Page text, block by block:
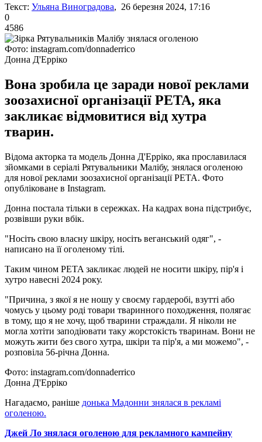
Текст: Ульяна Виноградова, 26 березня 2024, 17:16
0
4586
Фото: instagram.com/donnaderrico
Донна Д'Ерріко
Вона зробила це заради нової реклами
зоозахисної організації PETA, яка
закликає відмовитися від хутра
тварин.
Відома акторка та модель Донна Д'Ерріко, яка прославилася
зйомками в серіалі Рятувальники Малібу, знялася оголеною
для нової реклами зоозахисної організації PETA. Фото
опубліковане в Instagram.
Донна постала тільки в сережках. На кадрах вона підстрибує,
розвівши руки вбік.
"Носіть свою власну шкіру, носіть веганський одяг", -
написано на її оголеному тілі.
Таким чином PETA закликає людей не носити шкіру, пір'я і
хутро навесні 2024 року.
"Причина, з якої я не ношу у своєму гардеробі, взутті або
чомусь у цьому роді товари тваринного походження, полягає
в тому, що я не хочу, щоб тварини страждали. Я ніколи не
могла хотіти заподіювати таку жорстокість тваринам. Вони не
можуть жити без свого хутра, шкіри та пір'я, а ми можемо", -
розповіла 56-річна Донна.
Фото: instagram.com/donnaderrico
Донна Д'Ерріко
Нагадаємо, раніше донька Мадонни знялася в рекламі
оголеною.
Джей Ло знялася оголеною для рекламного кампейну